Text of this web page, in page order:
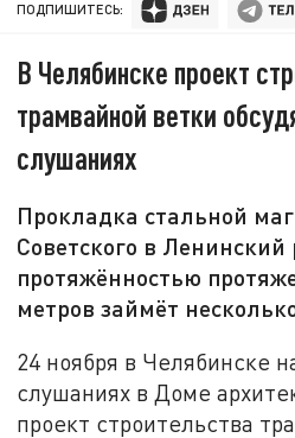
ПОДПИШИТЕСЬ:
В Челябинске проект
трамвайной ветки
слушаниях
Прокладка стальной
Советского в Ленинский
протяжённостью
метров займёт
24 ноября в Челябинске
слушаниях в Доме
проект строительства